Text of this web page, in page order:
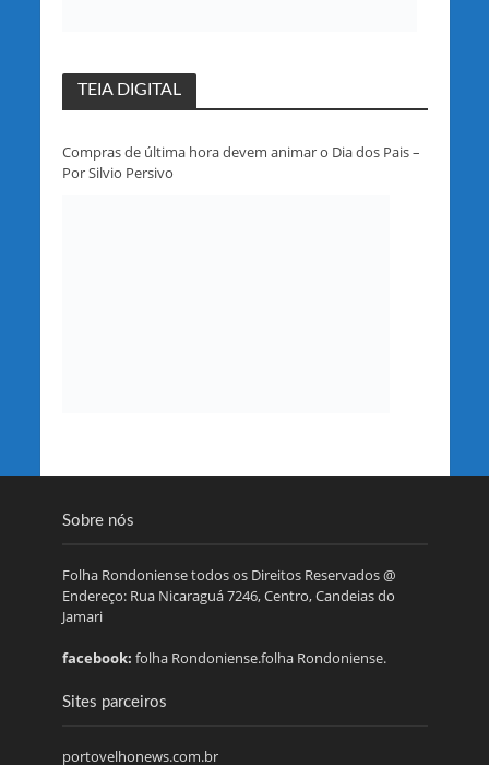
TEIA DIGITAL
Compras de última hora devem animar o Dia dos Pais –
Por Silvio Persivo
Sobre nós
Folha Rondoniense todos os Direitos Reservados @
Endereço: Rua Nicaraguá 7246, Centro, Candeias do
Jamari
facebook: folha Rondoniense.folha Rondoniense.
Sites parceiros
portovelhonews.com.br